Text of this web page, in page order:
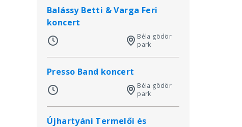
Balássy Betti & Varga Feri
koncert
Béla gödör
park
Presso Band koncert
Béla gödör
park
Újhartyáni Termelői és